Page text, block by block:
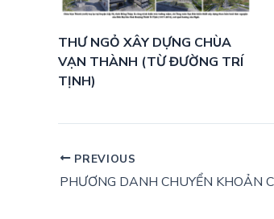
THƯ NGỎ XÂY DỰNG CHÙA
VẠN THÀNH (TỪ ĐƯỜNG TRÍ
TỊNH)
PREVIOUS